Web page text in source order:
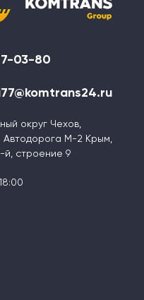
03-80
округ Чехов,
Автодорога М-2 Крым,
й, строение 9